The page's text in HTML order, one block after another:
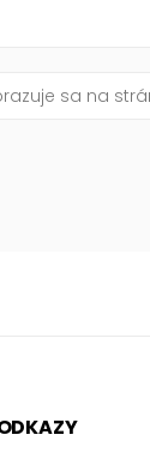
sa na